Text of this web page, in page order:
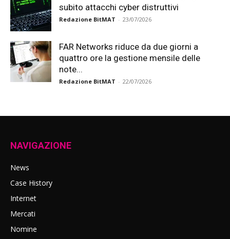
subito attacchi cyber distruttivi
Redazione BitMAT - 23/07/2026
FAR Networks riduce da due giorni a
quattro ore la gestione mensile delle
note...
Redazione BitMAT - 22/07/2026
NAVIGAZIONE
News
Case History
Internet
Mercati
Nomine